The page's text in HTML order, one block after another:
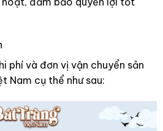
phí và đơn vị vận chuyển sản
Nam cụ thể như sau: